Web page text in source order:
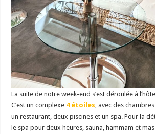
La suite de notre week-end s’est déroulée à
C’est un complexe 4 étoiles , avec des
un restaurant, deux piscines et un spa. Pour la
le spa pour deux heures, sauna, hammam et